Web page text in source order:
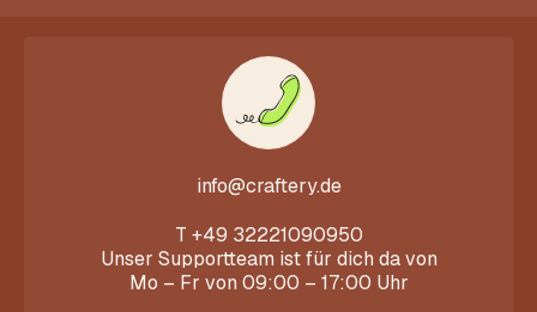
info@craftery.de
T +49 32221090950
Unser Supportteam ist für dich da von
Mo – Fr von 09:00 – 17:00 Uhr